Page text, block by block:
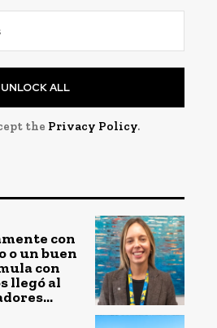
UNLOCK ALL
the Privacy Policy.
con
o un buen
con
llegó al